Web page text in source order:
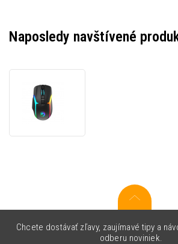
Naposledy navštívené
2.4
bezdrôtová,
čierna,
1
Chcete dostávať zľavy, zaujímavé tipy a
odberu noviniek.